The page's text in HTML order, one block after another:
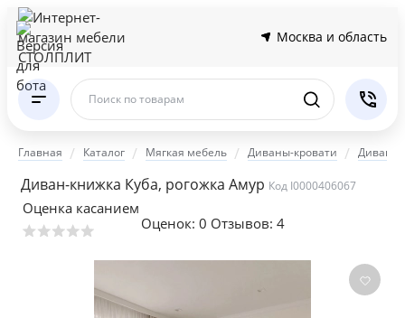
Москва и область
Поиск по товарам
Главная Каталог Мягкая мебель Диваны-кровати Диваны
Диван-книжка Куба, рогожка Амур Код I0000406067
Оценка касанием
Оценок: 0 Отзывов: 4